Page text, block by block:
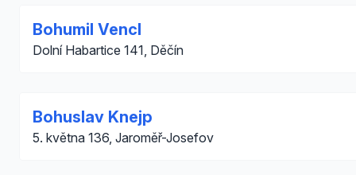
Bohumil Vencl
Dolní Habartice 141, Děčín
Bohuslav Knejp
5. května 136, Jaroměř-Josefov